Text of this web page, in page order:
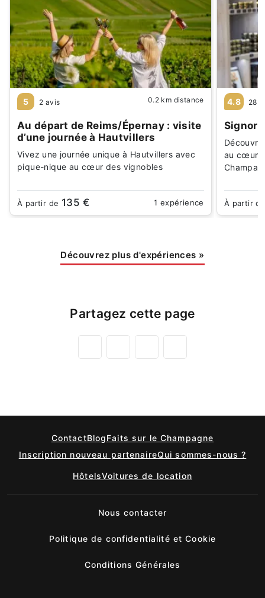
5 2 avis 0.2 km distance
Au départ de Reims/Épernay : visite
d’une journée à Hautvillers
Vivez une journée unique à Hautvillers avec
pique-nique au cœur des vignobles
À partir de 135 € 1 expérience
4.8 28
au cœur
À partir
Découvrez plus d'expériences »
Partagez cette page
ContactBlogFaits sur le Champagne
Inscription nouveau partenaireQui sommes-nous ?
HôtelsVoitures de location
Nous contacter
Politique de confidentialité et Cookie
Conditions Générales